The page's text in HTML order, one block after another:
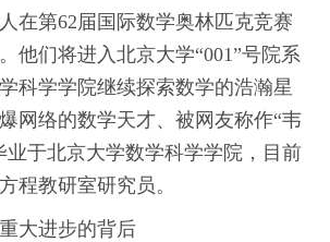
第62届国际数学奥林匹克竞赛
他们将进入北京大学“001”号院系
学学院继续探索数学的浩瀚星
网络的数学天才、被网友称作“韦
业于北京大学数学科学学院，目前
程教研室研究员。
进步的背后